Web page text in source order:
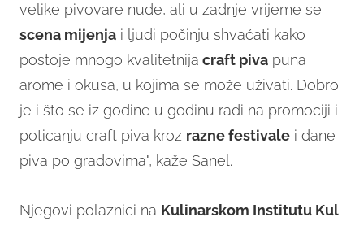
velike pivovare nude, ali u zadnje vrijeme se
scena mijenja i ljudi počinju shvaćati kako
postoje mnogo kvalitetnija craft piva puna
arome i okusa, u kojima se može uživati. Dobro
je i što se iz godine u godinu radi na promociji i
poticanju craft piva kroz razne festivale i dane
piva po gradovima", kaže Sanel.
Njegovi polaznici na Kulinarskom Institutu Kul